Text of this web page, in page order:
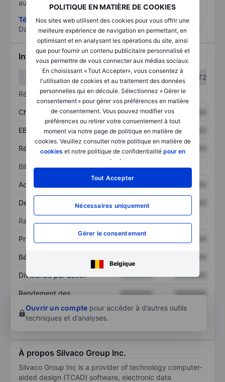
POLITIQUE EN MATIÈRE DE COOKIES
Nos sites web utilisent des cookies pour vous offrir une
meilleure expérience de navigation en permettant, en
optimisant et en analysant les opérations du site, ainsi
que pour fournir un contenu publicitaire personnalisé et
vous permettre de vous connecter aux médias sociaux.
En choisissant « Tout Accepter», vous consentez à
l'utilisation de cookies et au traitement des données
personnelles qui en découle. Sélectionnez « Gérer le
consentement » pour gérer vos préférences en matière
de consentement. Vous pouvez modifier vos
préférences ou retirer votre consentement à tout
moment via notre page de politique en matière de
cookies. Veuillez consulter notre politique en matière de
cookies et notre politique de confidentialité pour en
savoir plus
Tout Accepter
Nécessaires uniquement
Gérer le consentement
Belgique
au risque le plus élevé).
Télécharger la méthodologie ESG (en anglais)
Data provided by
/
Informations financières
T1
T2
Résultats
Chiffre d’affaires XXXXXXX
EBITDA XXXXXXX XXXXXXX
Résultat net XXXXXXX XXXXXXX
Bilan
Actif total XXXXXXX XXXXXXX
Dette totale XXXXXXX
Ratios
Prix / ventes XXXXXXX
Bénéfice par action
Dividende par action XXXXXXX XXXXXXX
Rendement des
XXXXXXX
XXXXXXX
Ouvrir un compte pour accéder à d’autres outils
techniques et d’analyses.
À propos Silvaco Group Inc.
Silvaco Group Inc is a provider of technology computer-
aided design (TCAD) software, electronic data